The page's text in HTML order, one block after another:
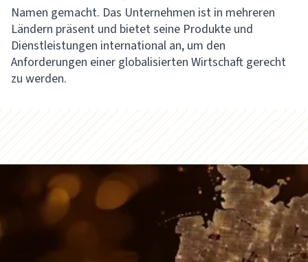
Namen gemacht. Das Unternehmen ist in mehreren
Ländern präsent und bietet seine Produkte und
Dienstleistungen international an, um den
Anforderungen einer globalisierten Wirtschaft gerecht
zu werden.